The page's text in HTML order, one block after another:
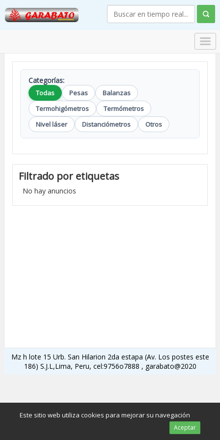
Categorías:
Todas Pesas
Balanzas
Termohigómetros
Termómetros
Nivel láser
Distanciómetros Otros
Filtrado por etiquetas
No hay anuncios
Mz h lote 15 Urb. San Hilarion 2da estapa (Av. Los postes este
186) S.J.L,Lima, Peru, cel:9756o7888 , garabato@2020
Este sitio web utiliza cookies para mejorar su navegación
Aceptar